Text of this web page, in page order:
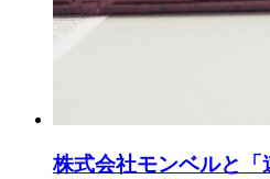
株式会社モンベルと